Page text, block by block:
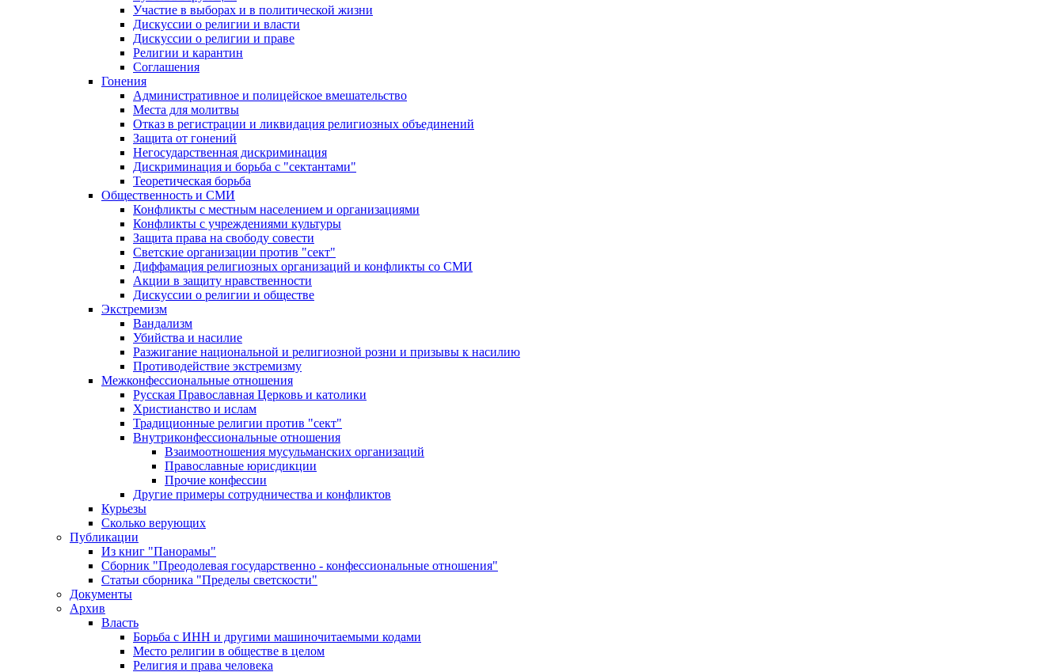
Участие в выборах и в политической жизни
Дискуссии о религии и власти
Дискуссии о религии и праве
Религии и карантин
Соглашения
Гонения
Административное и полицейское вмешательство
Места для молитвы
Отказ в регистрации и ликвидация религиозных объединений
Защита от гонений
Негосударственная дискриминация
Дискриминация и борьба с "сектантами"
Теоретическая борьба
Общественность и СМИ
Конфликты с местным населением и организациями
Конфликты с учреждениями культуры
Защита права на свободу совести
Светские организации против "сект"
Диффамация религиозных организаций и конфликты со СМИ
Акции в защиту нравственности
Дискуссии о религии и обществе
Экстремизм
Вандализм
Убийства и насилие
Разжигание национальной и религиозной розни и призывы к насилию
Противодействие экстремизму
Межконфессиональные отношения
Русская Православная Церковь и католики
Христианство и ислам
Традиционные религии против "сект"
Внутриконфессиональные отношения
Взаимоотношения мусульманских организаций
Православные юрисдикции
Прочие конфессии
Другие примеры сотрудничества и конфликтов
Курьезы
Сколько верующих
Публикации
Из книг "Панорамы"
Сборник "Преодолевая государственно - конфессиональные отношения"
Статьи сборника "Пределы светскости"
Документы
Архив
Власть
Борьба с ИНН и другими машиночитаемыми кодами
Место религии в обществе в целом
Религия и права человека